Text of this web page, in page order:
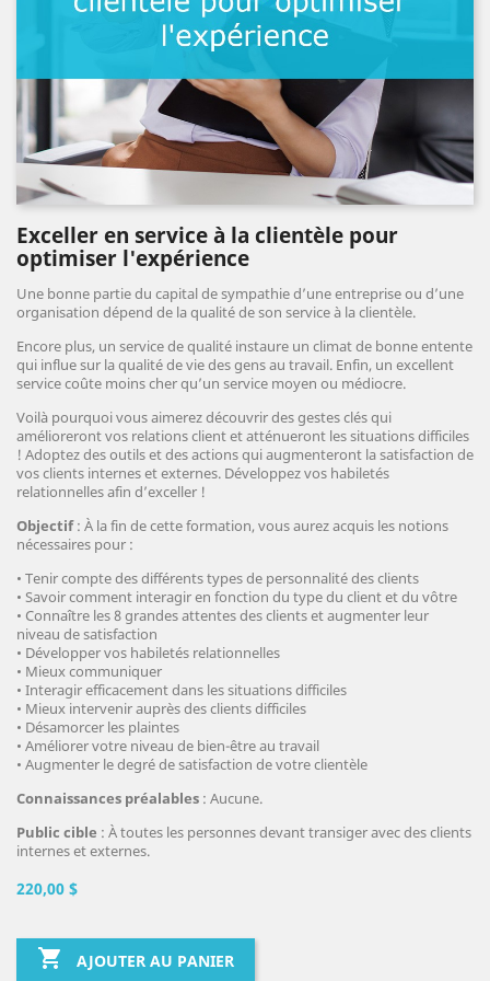
Exceller en service à la clientèle pour
optimiser l'expérience
Une bonne partie du capital de sympathie d’une entreprise ou d’une
organisation dépend de la qualité de son service à la clientèle.
Encore plus, un service de qualité instaure un climat de bonne entente
qui influe sur la qualité de vie des gens au travail. Enfin, un excellent
service coûte moins cher qu’un service moyen ou médiocre.
Voilà pourquoi vous aimerez découvrir des gestes clés qui
amélioreront vos relations client et atténueront les situations difficiles
! Adoptez des outils et des actions qui augmenteront la satisfaction de
vos clients internes et externes. Développez vos habiletés
relationnelles afin d’exceller !
Objectif: À la fin de cette formation, vous aurez acquis les notions
nécessaires pour :
• Tenir compte des différents types de personnalité des clients
• Savoir comment interagir en fonction du type du client et du vôtre
• Connaître les 8 grandes attentes des clients et augmenter leur
niveau de satisfaction
• Développer vos habiletés relationnelles
• Mieux communiquer
• Interagir efficacement dans les situations difficiles
• Mieux intervenir auprès des clients difficiles
• Désamorcer les plaintes
• Améliorer votre niveau de bien-être au travail
• Augmenter le degré de satisfaction de votre clientèle
Connaissances préalables : Aucune.
Public cible : À toutes les personnes devant transiger avec des clients
internes et externes.
220,00 $
 AJOUTER AU PANIER